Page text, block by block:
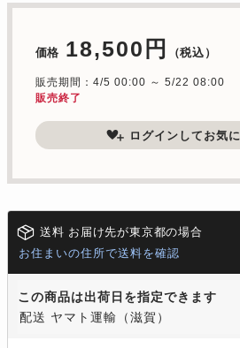
価格 18,500円 （税込）
販売期間：4/5 00:00 ～ 5/22 08:00
販売終了
ログインしてお気
送料 お届け先が東京都の場合
お住まいの住所で送料を確認
この商品は出荷日を指定できます
配送 ヤマト運輸（滋賀）